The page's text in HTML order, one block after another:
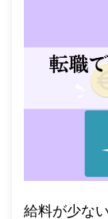
給料が少な